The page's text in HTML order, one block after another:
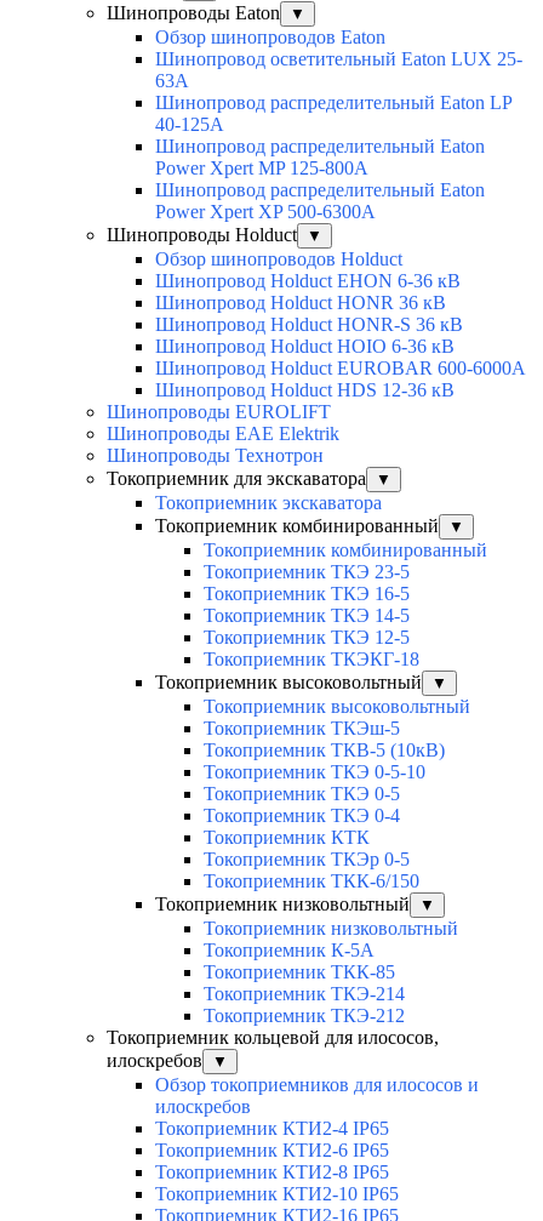
Шинопроводы Eaton ▼
Обзор шинопроводов Eaton
Шинопровод осветительный Eaton LUX 25-
63A
Шинопровод распределительный Eaton LP
40-125A
Шинопровод распределительный Eaton
Power Xpert MP 125-800A
Шинопровод распределительный Eaton
Power Xpert XP 500-6300A
Шинопроводы Holduct
▼
Обзор шинопроводов Holduct
Шинопровод Holduct EHON 6-36 кВ
Шинопровод Holduct HONR 36 кВ
Шинопровод Holduct HONR-S 36 кВ
Шинопровод Holduct HOIO 6-36 кВ
Шинопровод Holduct EUROBAR 600-6000A
Шинопровод Holduct HDS 12-36 кВ
Шинопроводы EUROLIFT
Шинопроводы EAE Elektrik
Шинопроводы Технотрон
Токоприемник для экскаватора
▼
Токоприемник экскаватора
Токоприемник комбинированный
▼
Токоприемник комбинированный
Токоприемник ТКЭ 23-5
Токоприемник ТКЭ 16-5
Токоприемник ТКЭ 14-5
Токоприемник ТКЭ 12-5
Токоприемник ТКЭКГ-18
Токоприемник высоковольтный
▼
Токоприемник высоковольтный
Токоприемник ТКЭш-5
Токоприемник ТКВ-5 (10кВ)
Токоприемник ТКЭ 0-5-10
Токоприемник ТКЭ 0-5
Токоприемник ТКЭ 0-4
Токоприемник КТК
Токоприемник ТКЭр 0-5
Токоприемник ТКК-6/150
Токоприемник низковольтный
▼
Токоприемник низковольтный
Токоприемник К-5А
Токоприемник ТКК-85
Токоприемник ТКЭ-214
Токоприемник ТКЭ-212
Токоприемник кольцевой для илососов,
илоскребов
▼
Обзор токоприемников для илососов и
илоскребов
Токоприемник КТИ2-4 IP65
Токоприемник КТИ2-6 IP65
Токоприемник КТИ2-8 IP65
Токоприемник КТИ2-10 IP65
Токоприемник КТИ2-16 IP65